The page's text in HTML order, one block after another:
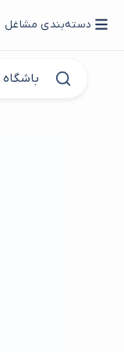
دسته‌بندی مشاغل